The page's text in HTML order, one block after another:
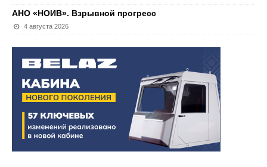
АНО «НОИВ». Взрывной прогресс
4 августа 2026